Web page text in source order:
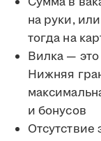
на руки,
тогда на
Вилка —
Нижняя
и бонусов
Отсутствие